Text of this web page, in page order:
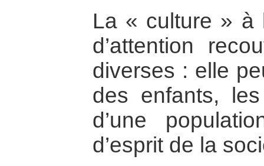
La « culture » à
d’attention
diverses : elle
des enfants,
d’une
d’esprit de la